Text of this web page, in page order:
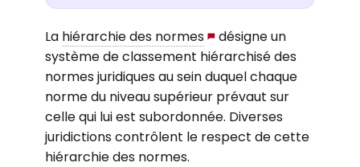
La hiérarchie des normes
désigne un
système de classement hiérarchisé des
normes juridiques au sein duquel chaque
norme du niveau supérieur prévaut sur
celle qui lui est subordonnée. Diverses
juridictions contrôlent le respect de cette
hiérarchie des normes.